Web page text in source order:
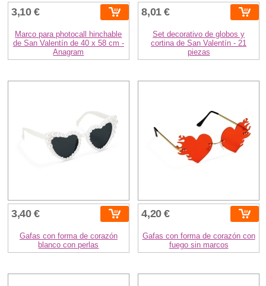
3,10 €
Marco para photocall hinchable
de San Valentín de 40 x 58 cm -
Anagram
8,01 €
Set decorativo de globos y
cortina de San Valentín - 21
piezas
3,40 €
Gafas con forma de corazón
blanco con perlas
4,20 €
Gafas con forma de corazón con
fuego sin marcos